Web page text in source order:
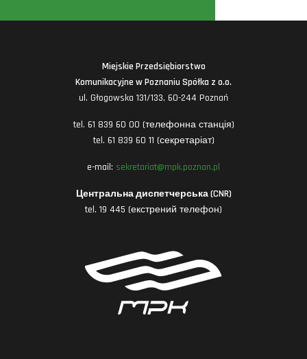
Miejskie Przedsiębiorstwo
Komunikacyjne w Poznaniu Spółka z o.o.
ul. Głogowska 131/133, 60-244 Poznań
tel. 61 839 60 00 (телефонна станція)
tel. 61 839 60 11 (секретаріат)
e-mail: sekretariat@mpk.poznan.pl
Центральна диспетчерська (CNR)
tel. 19 445 (екстрений телефон)